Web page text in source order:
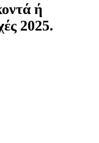
ή
2025.